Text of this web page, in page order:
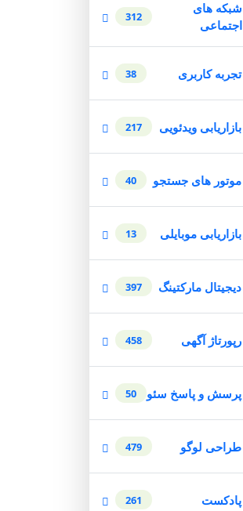
شبکه های
اجتماعی
312
تجربه کاربری 38
بازاریابی ویدئویی 217
موتور های جستجو 40
بازاریابی موبایلی 13
دیجیتال مارکتینگ 397
رپورتاژ آگهی 458
پرسش و پاسخ سئو 50
طراحی لوگو 479
پادکست 261